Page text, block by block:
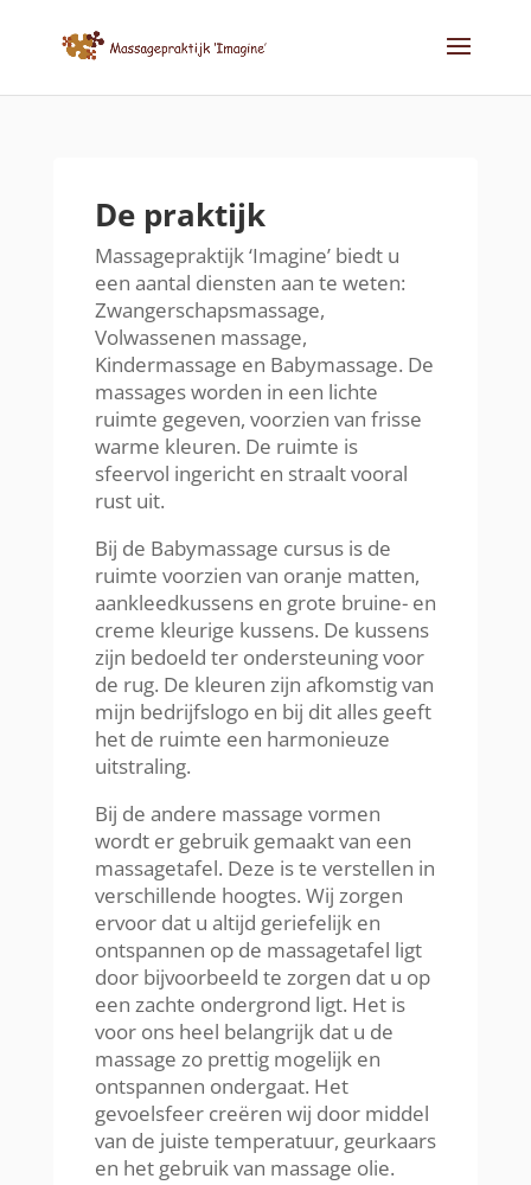
De praktijk
Massagepraktijk ‘Imagine’ biedt u
een aantal diensten aan te weten:
Zwangerschapsmassage,
Volwassenen massage,
Kindermassage en Babymassage. De
massages worden in een lichte
ruimte gegeven, voorzien van frisse
warme kleuren. De ruimte is
sfeervol ingericht en straalt vooral
rust uit.
Bij de Babymassage cursus is de
ruimte voorzien van oranje matten,
aankleedkussens en grote bruine- en
creme kleurige kussens. De kussens
zijn bedoeld ter ondersteuning voor
de rug. De kleuren zijn afkomstig van
mijn bedrijfslogo en bij dit alles geeft
het de ruimte een harmonieuze
uitstraling.
Bij de andere massage vormen
wordt er gebruik gemaakt van een
massagetafel. Deze is te verstellen in
verschillende hoogtes. Wij zorgen
ervoor dat u altijd geriefelijk en
ontspannen op de massagetafel ligt
door bijvoorbeeld te zorgen dat u op
een zachte ondergrond ligt. Het is
voor ons heel belangrijk dat u de
massage zo prettig mogelijk en
ontspannen ondergaat. Het
gevoelsfeer creëren wij door middel
van de juiste temperatuur, geurkaars
en het gebruik van massage olie.